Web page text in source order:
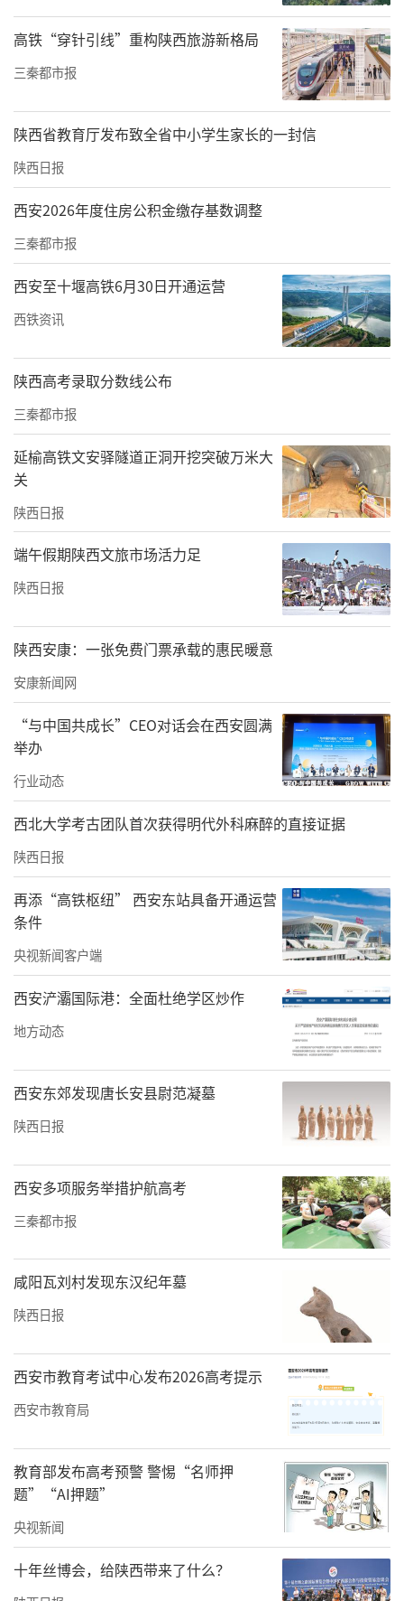
院音乐教育中心、铸牢中华民族共同体意识研
究中心、继续教育学院丝路新影工作室、草原
之声工作室联合承办。校党委副书记王欢，宣
传部部长、统战部部长成进，敦煌研究院人文
研究部部长、西安交通大学人文学院讲座教授
杨富学，人文学院党委书记纪梦然，院长李黎
明，工会常务副主席弋景峰，统战部副部长邢
旭宁，教务处副处长杨建科，宣传部副部长、
团委副书记刘源，人文学院副院长王伟、张
顺、张勇，国声智库副主任、陕西省文化软实
力研究会会长徐卫锋等领导和嘉宾莅临现场。
音乐会由音乐教育中心党支部书记曹耿献主
持。在唐斯格婉转而激昂的马头琴独奏《我的
祖国》中，音乐会拉开帷幕，苍劲的琴声瞬间
点燃现场氛围，将真挚细腻又气势磅礴的爱国
热情诠释得淋漓尽致。
音乐教育中心的教师团队与两位演奏家合奏的
《赞歌》《蒙古人》《天边》《乌兰巴托的
夜》《鸿雁》等经典曲目，通过马头琴、大提
琴、萨克斯、钢琴、键盘、吉他、鼓等不同乐
器的巧妙组合，将观众带到了辽阔神奇的草
原，时而悠扬舒缓、流畅深情，时而豪迈豁
达、自由奔放，既展现了浓郁的民族风情和蒙
古族人民的豪放热情，又展现了风格各异的乐
器所独有的特色。
高铁“穿针引线”重构陕西旅游新格局
三秦都市报
陕西省教育厅发布致全省中小学生家长的一封信
陕西日报
西安2026年度住房公积金缴存基数调整
三秦都市报
西安至十堰高铁6月30日开通运营
西铁资讯
陕西高考录取分数线公布
三秦都市报
延榆高铁文安驿隧道正洞开挖突破万米大
关
陕西日报
端午假期陕西文旅市场活力足
陕西日报
陕西安康：一张免费门票承载的惠民暖意
安康新闻网
“与中国共成长”CEO对话会在西安圆满
举办
行业动态
西北大学考古团队首次获得明代外科麻醉的直接证据
陕西日报
再添“高铁枢纽” 西安东站具备开通运营
条件
央视新闻客户端
西安浐灞国际港：全面杜绝学区炒作
地方动态
西安东郊发现唐长安县尉范凝墓
陕西日报
西安多项服务举措护航高考
三秦都市报
咸阳瓦刘村发现东汉纪年墓
陕西日报
西安市教育考试中心发布2026高考提示
西安市教育局
教育部发布高考预警 警惕“名师押
题”“AI押题”
央视新闻
十年丝博会，给陕西带来了什么？